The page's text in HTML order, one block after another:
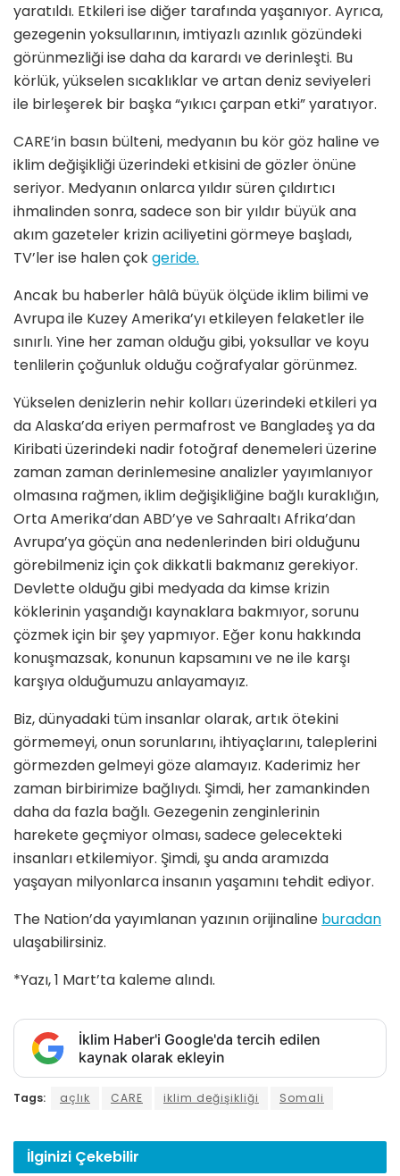
yaratıldı. Etkileri ise diğer tarafında yaşanıyor. Ayrıca,
gezegenin yoksullarının, imtiyazlı azınlık gözündeki
görünmezliği ise daha da karardı ve derinleşti. Bu
körlük, yükselen sıcaklıklar ve artan deniz seviyeleri
ile birleşerek bir başka “yıkıcı çarpan etki” yaratıyor.
CARE’in basın bülteni, medyanın bu kör göz haline ve
iklim değişikliği üzerindeki etkisini de gözler önüne
seriyor. Medyanın onlarca yıldır süren çıldırtıcı
ihmalinden sonra, sadece son bir yıldır büyük ana
akım gazeteler krizin aciliyetini görmeye başladı,
TV’ler ise halen çokgeride.
Ancak bu haberler hâlâ büyük ölçüde iklim bilimi ve
Avrupa ile Kuzey Amerika’yı etkileyen felaketler ile
sınırlı. Yine her zaman olduğu gibi, yoksullar ve koyu
tenlilerin çoğunluk olduğu coğrafyalar görünmez.
Yükselen denizlerin nehir kolları üzerindeki etkileri ya
da Alaska’da eriyen permafrost ve Bangladeş ya da
Kiribati üzerindeki nadir fotoğraf denemeleri üzerine
zaman zaman derinlemesine analizler yayımlanıyor
olmasına rağmen, iklim değişikliğine bağlı kuraklığın,
Orta Amerika’dan ABD’ye ve Sahraaltı Afrika’dan
Avrupa’ya göçün ana nedenlerinden biri olduğunu
görebilmeniz için çok dikkatli bakmanız gerekiyor.
Devlette olduğu gibi medyada da kimse krizin
köklerinin yaşandığı kaynaklara bakmıyor, sorunu
çözmek için bir şey yapmıyor. Eğer konu hakkında
konuşmazsak, konunun kapsamını ve ne ile karşı
karşıya olduğumuzu anlayamayız.
Biz, dünyadaki tüm insanlar olarak, artık ötekini
görmemeyi, onun sorunlarını, ihtiyaçlarını, taleplerini
görmezden gelmeyi göze alamayız. Kaderimiz her
zaman birbirimize bağlıydı. Şimdi, her zamankinden
daha da fazla bağlı. Gezegenin zenginlerinin
harekete geçmiyor olması, sadece gelecekteki
insanları etkilemiyor. Şimdi, şu anda aramızda
yaşayan milyonlarca insanın yaşamını tehdit ediyor.
The Nation’da yayımlanan yazının orijinaline buradan
ulaşabilirsiniz.
*Yazı, 1 Mart’ta kaleme alındı.
İklim Haber'i Google'da tercih edilen
kaynak olarak ekleyin
Tags: açlık CARE iklim değişikliği Somali
İlginizi Çekebilir